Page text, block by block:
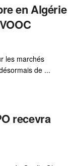
en Algérie
les marchés
de ...
recevra